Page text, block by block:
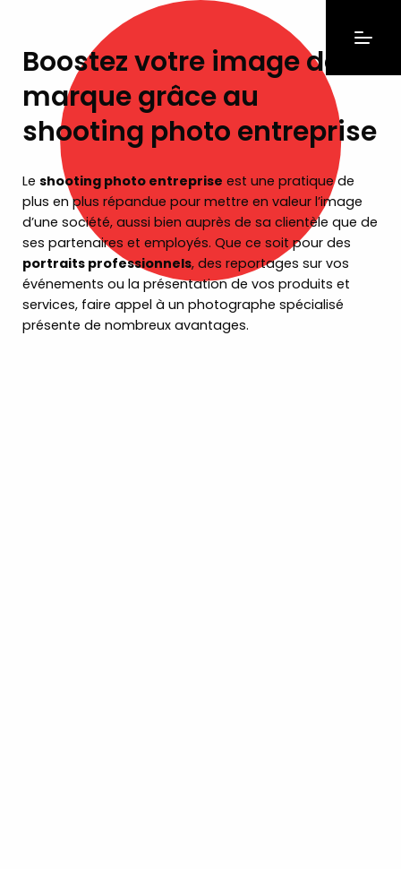
Boostez votre image de
marque grâce au
shooting photo entreprise
Le shooting photo entreprise est une pratique de
plus en plus répandue pour mettre en valeur l’image
d’une société, aussi bien auprès de sa clientèle que de
ses partenaires et employés. Que ce soit pour des
portraits professionnels, des reportages sur vos
événements ou la présentation de vos produits et
services, faire appel à un photographe spécialisé
présente de nombreux avantages.